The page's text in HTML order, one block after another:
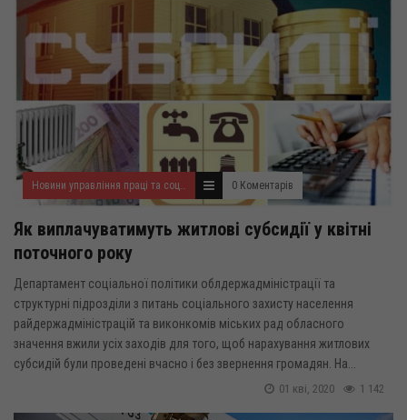
Новини управління праці та соціального захисту населення 0 Коментарів
Як виплачуватимуть житлові субсидії у квітні
поточного року
Департамент соціальної політики облдержадміністрації та
структурні підрозділи з питань соціального захисту населення
райдержадміністрацій та виконкомів міських рад обласного
значення вжили усіх заходів для того, щоб нарахування житлових
субсидій були проведені вчасно і без звернення громадян. На...
1 142
01 кві, 2020